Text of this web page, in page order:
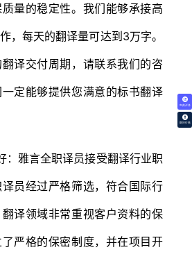
免费试译
翻译价格
量的稳定性。我们能够承接高
，每天的翻译量可达到3万字。
译交付周期，请联系我们的咨
定能够提供您满意的标书翻译
雅言全职译员接受翻译行业职
员经过严格筛选，符合国际行
译领域非常重视客户资料的保
严格的保密制度，并在项目开